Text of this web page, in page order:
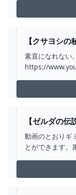
になってる意
されたぞ マス
【クサヨシ
ム ティアキン
素直になれない
https://
【ゼルダの
手順（鍵 全4
ザキングダム
動画のとおりギ
とができます。
https://
https://